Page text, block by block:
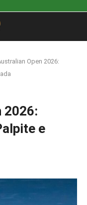
Open 2026:
2026:
e